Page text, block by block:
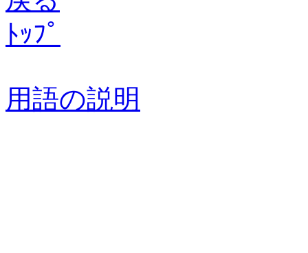
ﾄｯﾌﾟ
用語の説明